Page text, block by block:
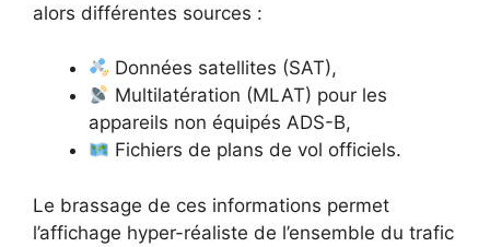
alors différentes sources :
Données satellites (SAT),
Multilatération (MLAT) pour les
appareils non équipés ADS-B,
Fichiers de plans de vol officiels.
Le brassage de ces informations permet
l’affichage hyper-réaliste de l’ensemble du trafic